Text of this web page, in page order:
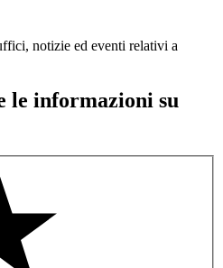
notizie ed eventi relativi a
le informazioni su